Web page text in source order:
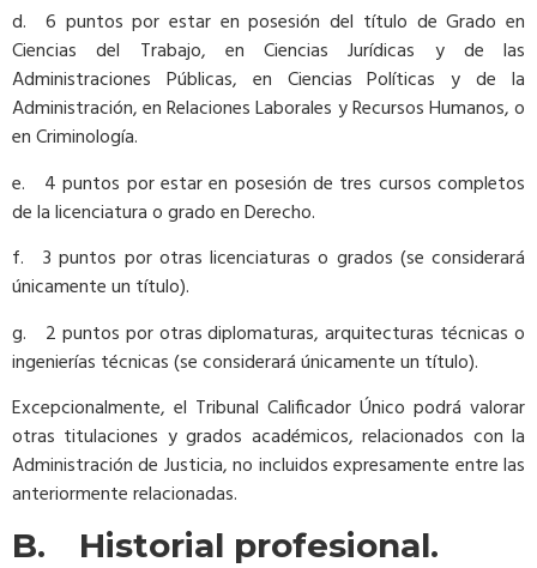
d. 6 puntos por estar en posesión del título de Grado en
Ciencias del Trabajo, en Ciencias Jurídicas y de las
Administraciones Públicas, en Ciencias Políticas y de la
Administración, en Relaciones Laborales y Recursos Humanos, o
en Criminología.
e. 4 puntos por estar en posesión de tres cursos completos
de la licenciatura o grado en Derecho.
f. 3 puntos por otras licenciaturas o grados (se considerará
únicamente un título).
g. 2 puntos por otras diplomaturas, arquitecturas técnicas o
ingenierías técnicas (se considerará únicamente un título).
Excepcionalmente, el Tribunal Calificador Único podrá valorar
otras titulaciones y grados académicos, relacionados con la
Administración de Justicia, no incluidos expresamente entre las
anteriormente relacionadas.
B. Historial profesional.